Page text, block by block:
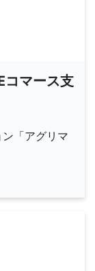
コマース支
「アグリマ